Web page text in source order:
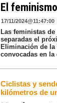
El
17/11/2024@11:47:00
Las feministas
separadas el
Eliminación de la
convocadas en la
Ciclistas y
kilómetros de